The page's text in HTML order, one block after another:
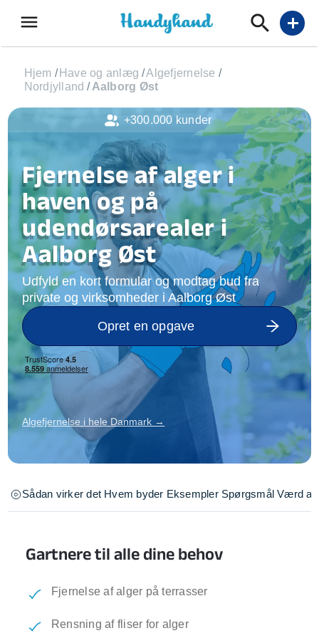
menu add
Hjem / Have og anlæg /Algefjernelse /
Nordjylland / Aalborg Øst
Fjernelse af alger i
haven og på
udendørsarealer i
Aalborg Øst
Udfyld en kort formular og modtag bud fra
private og virksomheder i Aalborg Øst
Opret en opgave
Algefjernelse i hele Danmark →
Sådan virker det Hvem byder Eksempler Spørgsmål Værd at
Gartnere til alle dine behov
Fjernelse af alger på terrasser
Rensning af fliser for alger
+300.000 kunder